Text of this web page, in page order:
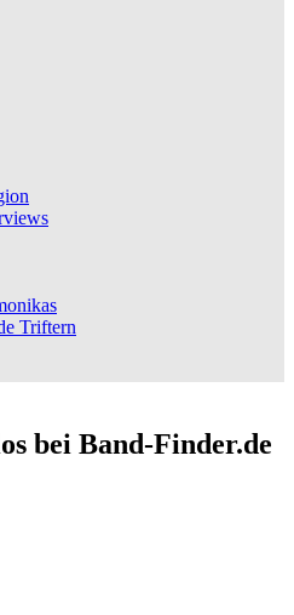
Triftern
bei Band-Finder.de